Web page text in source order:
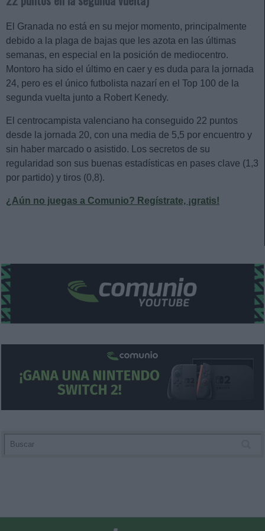
El Granada no está en su mejor momento, principalmente
debido a la plaga de bajas que les azota en las últimas
semanas, en especial en la posición de mediocentro.
Montoro ha sido el último en caer y es duda para la jornada
24, pero es el único futbolista nazarí en el Top 100 de la
segunda vuelta junto a Robert Kenedy.
El centrocampista valenciano ha conseguido 22 puntos
desde la jornada 20, con una media de 5,5 por encuentro y
sin haber marcado o asistido. Los secretos de su
regularidad son sus buenas estadísticas en pases clave (1,3
por partido) y tiros (0,8).
¿Aún no juegas a Comunio? Regístrate, ¡gratis!